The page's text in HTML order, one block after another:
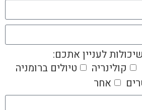
לעניין אתכם:
קולינריה
טיולים ברומניה
אחר